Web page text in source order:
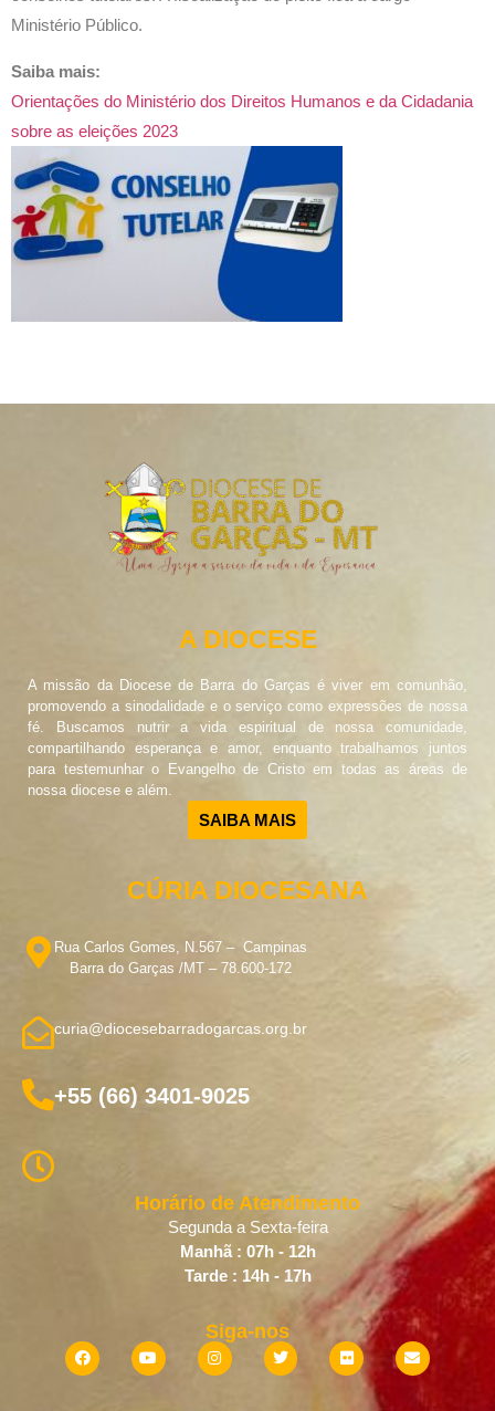
Ministério Público.
Saiba mais:
Orientações do Ministério dos Direitos Humanos e da Cidadania
sobre as eleições 2023
A DIOCESE
A missão da Diocese de Barra do Garças é viver em comunhão,
promovendo a sinodalidade e o serviço como expressões de nossa
fé. Buscamos nutrir a vida espiritual de nossa comunidade,
compartilhando esperança e amor, enquanto trabalhamos juntos
para testemunhar o Evangelho de Cristo em todas as áreas de
nossa diocese e além.
SAIBA MAIS
CÚRIA DIOCESANA
Rua Carlos Gomes, N.567 – Campinas
Barra do Garças /MT – 78.600-172
curia@diocesebarradogarcas.org.br
+55 (66) 3401-9025
Horário de Atendimento
Segunda a Sexta-feira
Manhã : 07h - 12h
Tarde : 14h - 17h
Siga-nos